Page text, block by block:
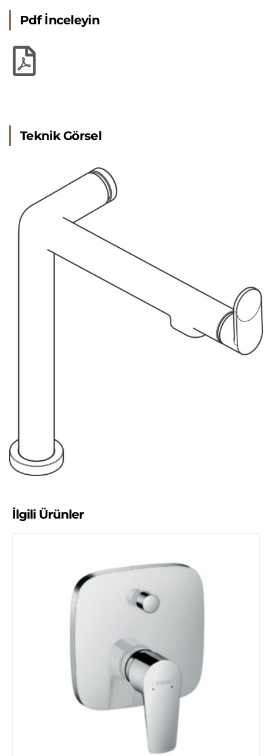
Pdf İnceleyin
Teknik Görsel
İlgili Ürünler